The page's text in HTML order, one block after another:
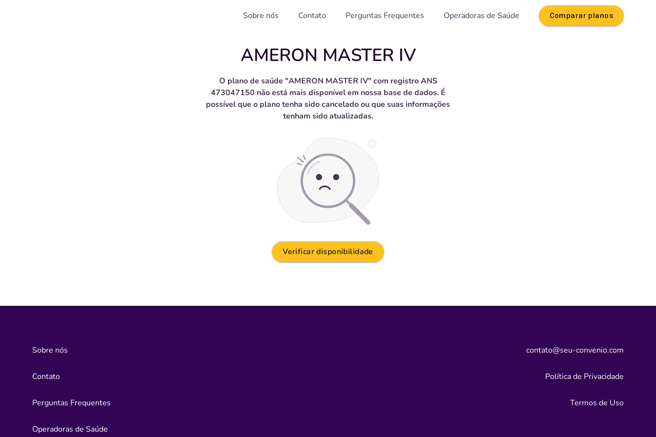
Sobre nós Contato Perguntas Frequentes Operadoras de Saúde Comparar planos
AMERON MASTER IV
O plano de saúde "AMERON MASTER IV" com registro ANS
473047150 não está mais disponível em nossa base de dados. É
possível que o plano tenha sido cancelado ou que suas informações
tenham sido atualizadas.
Verificar disponibilidade
Sobre nós
Contato
Perguntas Frequentes
Operadoras de Saúde
contato@seu-convenio.com
Política de Privacidade
Termos de Uso